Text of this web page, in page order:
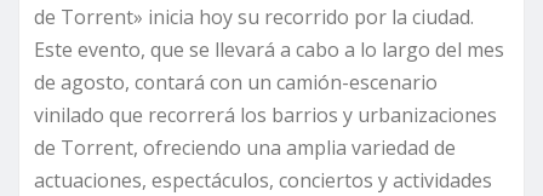
de Torrent» inicia hoy su recorrido por la ciudad.
Este evento, que se llevará a cabo a lo largo del mes
de agosto, contará con un camión-escenario
vinilado que recorrerá los barrios y urbanizaciones
de Torrent, ofreciendo una amplia variedad de
actuaciones, espectáculos, conciertos y actividades